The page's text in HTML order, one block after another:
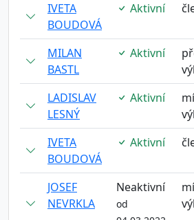
IVETA
BOUDOVÁ
Aktivní
MILAN
BASTL
Aktivní
LADISLAV
LESNÝ
Aktivní
IVETA
BOUDOVÁ
Aktivní
JOSEF
NEVRKLA
Neaktivní
od